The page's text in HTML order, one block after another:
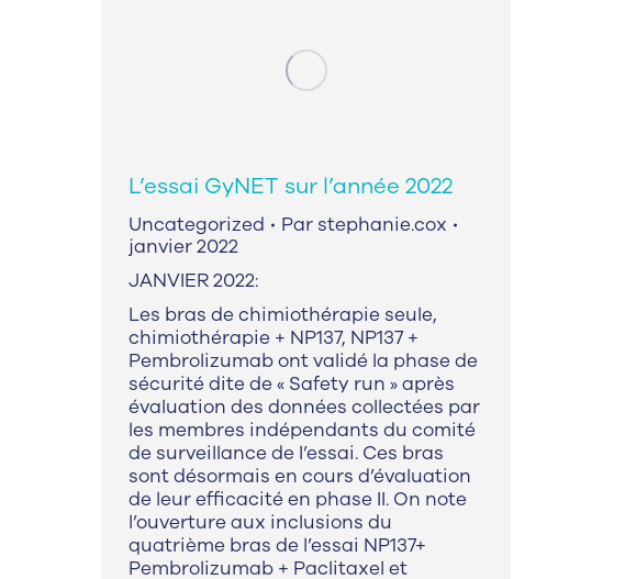
L’essai GyNET sur l’année 2022
Uncategorized Par stephanie.cox
janvier 2022
JANVIER 2022:
Les bras de chimiothérapie seule,
chimiothérapie + NP137, NP137 +
Pembrolizumab ont validé la phase de
sécurité dite de « Safety run » après
évaluation des données collectées par
les membres indépendants du comité
de surveillance de l’essai. Ces bras
sont désormais en cours d’évaluation
de leur efficacité en phase II. On note
l’ouverture aux inclusions du
quatrième bras de l’essai NP137+
Pembrolizumab + Paclitaxel et